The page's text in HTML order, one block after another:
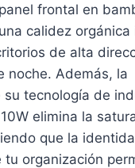
frontal en
calidez orgánica
de alta
noche. Además, la
su tecnología de
elimina la
que la
tu organización